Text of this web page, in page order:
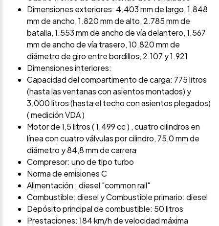
Dimensiones exteriores: 4.403 mm de largo, 1.848
mm de ancho, 1.820 mm de alto, 2.785 mm de
batalla, 1.553 mm de ancho de vía delantero, 1.567
mm de ancho de vía trasero, 10.820 mm de
diámetro de giro entre bordillos, 2.107 y 1.921
Dimensiones interiores:
Capacidad del compartimento de carga: 775 litros
(hasta las ventanas con asientos montados) y
3.000 litros (hasta el techo con asientos plegados)
( medición VDA )
Motor de 1,5 litros ( 1.499 cc ) , cuatro cilindros en
línea con cuatro válvulas por cilindro, 75,0 mm de
diámetro y 84,8 mm de carrera
Compresor: uno de tipo turbo
Norma de emisiones C
Alimentación : diesel "common rail"
Combustible: diesel y Combustible primario: diesel
Depósito principal de combustible: 50 litros
Prestaciones: 184 km/h de velocidad máxima